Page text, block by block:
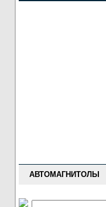
АВТОМАГНИТОЛЫ